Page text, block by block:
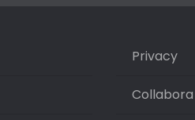
Privacy